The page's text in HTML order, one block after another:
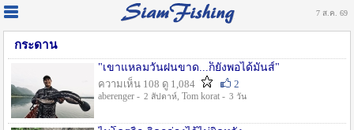
7 ส.ค. 69
กระดาน
"เขาแหลมวันฝนขาด...ก็ยังพอได้มันส์"
ความเห็น 108 ดู 1,084
2
aberenger - 2 สัปดาห์, Tom korat - 3 วัน